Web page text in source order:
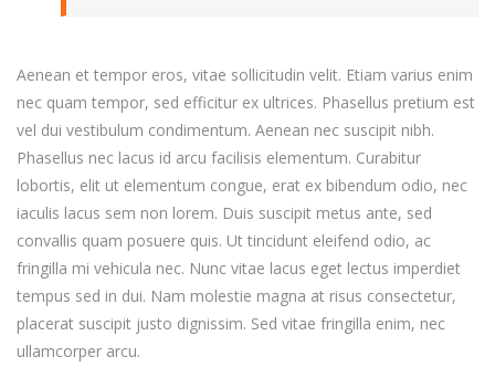
Aenean et tempor eros, vitae sollicitudin velit. Etiam varius enim
nec quam tempor, sed efficitur ex ultrices. Phasellus pretium est
vel dui vestibulum condimentum. Aenean nec suscipit nibh.
Phasellus nec lacus id arcu facilisis elementum. Curabitur
lobortis, elit ut elementum congue, erat ex bibendum odio, nec
iaculis lacus sem non lorem. Duis suscipit metus ante, sed
convallis quam posuere quis. Ut tincidunt eleifend odio, ac
fringilla mi vehicula nec. Nunc vitae lacus eget lectus imperdiet
tempus sed in dui. Nam molestie magna at risus consectetur,
placerat suscipit justo dignissim. Sed vitae fringilla enim, nec
ullamcorper arcu.